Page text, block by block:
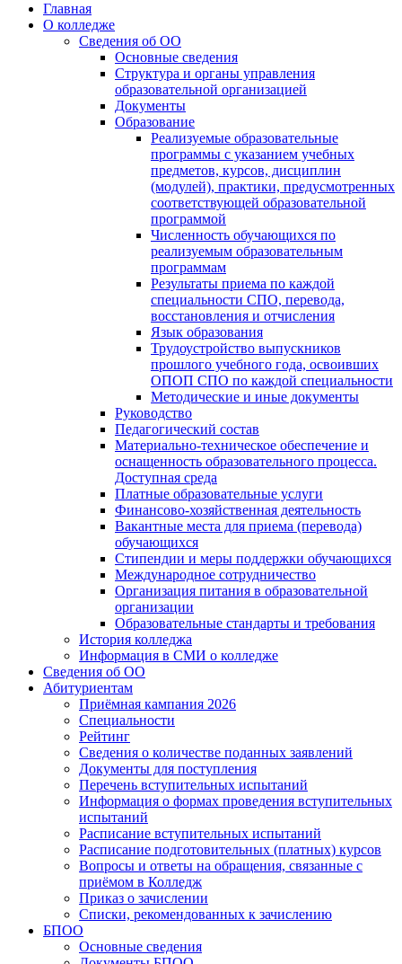
Главная
О колледже
Сведения об ОО
Основные сведения
Структура и органы управления
образовательной организацией
Документы
Образование
Реализуемые образовательные
программы с указанием учебных
предметов, курсов, дисциплин
(модулей), практики, предусмотренных
соответствующей образовательной
программой
Численность обучающихся по
реализуемым образовательным
программам
Результаты приема по каждой
специальности СПО, перевода,
восстановления и отчисления
Язык образования
Трудоустройство выпускников
прошлого учебного года, освоивших
ОПОП СПО по каждой специальности
Методические и иные документы
Руководство
Педагогический состав
Материально-техническое обеспечение и
оснащенность образовательного процесса.
Доступная среда
Платные образовательные услуги
Финансово-хозяйственная деятельность
Вакантные места для приема (перевода)
обучающихся
Стипендии и меры поддержки обучающихся
Международное сотрудничество
Организация питания в образовательной
организации
Образовательные стандарты и требования
История колледжа
Информация в СМИ о колледже
Сведения об ОО
Абитуриентам
Приёмная кампания 2026
Специальности
Рейтинг
Сведения о количестве поданных заявлений
Документы для поступления
Перечень вступительных испытаний
Информация о формах проведения вступительных
испытаний
Расписание вступительных испытаний
Расписание подготовительных (платных) курсов
Вопросы и ответы на обращения, связанные с
приёмом в Колледж
Приказ о зачислении
Списки, рекомендованных к зачислению
БПОО
Основные сведения